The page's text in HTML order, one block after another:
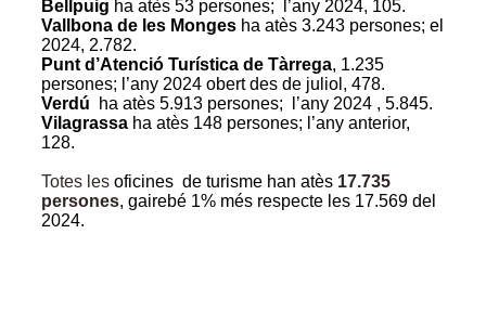
Bellpuig ha atès 53 persones; l’any 2024, 105.
Vallbona de les Monges ha atès 3.243 persones; el
2024, 2.782.
Punt d’Atenció Turística de Tàrrega, 1.235
persones; l’any 2024 obert des de juliol, 478.
Verdú
ha atès 5.913 persones; l’any 2024 , 5.845.
Vilagrassa ha atès 148 persones; l’any anterior,
128.
Totes les oficines de turisme han atès 17.735
persones, gairebé 1% més respecte les 17.569 del
2024.